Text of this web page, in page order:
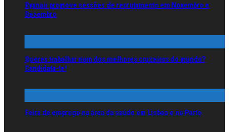
Ryanair promove sessões de recrutamento em Novembro e
Dezembro
Queres trabalhar num dos melhores cruzeiros do mundo?
Candidata-te!
Feira de emprego na área da saúde em Lisboa e no Porto